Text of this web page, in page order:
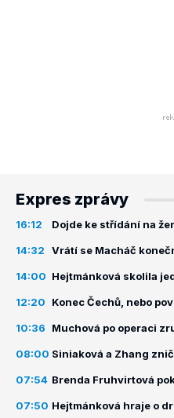
Expres zprávy
16:12 Dojde ke střídání na
14:32 Vrátí se Macháč
14:00 Hejtmánková skolila
12:20 Konec Čechů, nebo
10:36 Muchová po operaci
08:00 Siniaková a Zhang
07:54 Brenda Fruhvirtová
07:50 Hejtmánková hraje o